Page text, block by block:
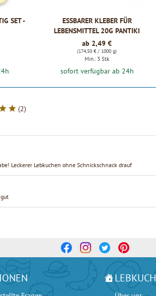
SET -
ESSBARER KLEBER FÜR
LEBENSMITTEL 20G PANTIKI
ab 2,49 €
(174,50 € / 1000 g)
Min.: 3 Stk
sofort verfügbar ab 24h
(2)
Leckerer Lebkuchen ohne Schnickschnack drauf